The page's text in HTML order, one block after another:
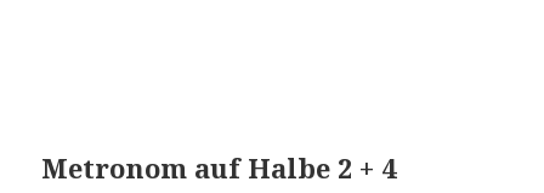
Metronom auf Halbe 2 + 4